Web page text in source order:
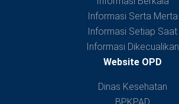
Informasi Serta Merta
Informasi Setiap Saat
Informasi Dikecualikan
Website OPD
Dinas Kesehatan